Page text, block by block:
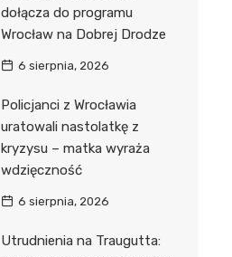
dołącza do programu
Wrocław na Dobrej Drodze
6 sierpnia, 2026
Policjanci z Wrocławia
uratowali nastolatkę z
kryzysu – matka wyraża
wdzięczność
6 sierpnia, 2026
Utrudnienia na Traugutta: